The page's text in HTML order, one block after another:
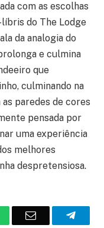
com as escolhas
do The Lodge
da analogia do
e culmina
que
culminando na
paredes de cores
pensada por
uma experiência
melhores
despretensiosa.
E-